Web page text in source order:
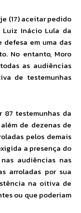
(17) aceitar pedido
Inácio Lula da
defesa em uma das
No entanto, Moro
as audiências
de testemunhas
testemunhas da
de dezenas de
pelos demais
a presença do
audiências nas
arroladas por sua
na oitiva de
ou que poderiam